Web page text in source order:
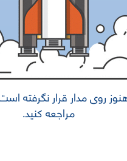
روی مدار قرار نگرفته
مراجعه کنید.